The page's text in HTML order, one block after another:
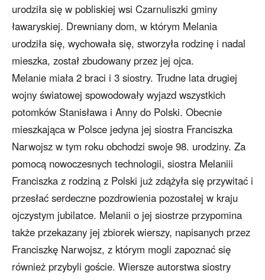
urodziła się w pobliskiej wsi Czarnuliszki gminy
ławaryskiej. Drewniany dom, w którym Melania
urodziła się, wychowała się, stworzyła rodzinę i nadal
mieszka, został zbudowany przez jej ojca.
Melanie miała 2 braci i 3 siostry. Trudne lata drugiej
wojny światowej spowodowały wyjazd wszystkich
potomków Stanisława i Anny do Polski. Obecnie
mieszkająca w Polsce jedyna jej siostra Franciszka
Narwojsz w tym roku obchodzi swoje 98. urodziny. Za
pomocą nowoczesnych technologii, siostra Melaniii
Franciszka z rodziną z Polski już zdążyła się przywitać i
przesłać serdeczne pozdrowienia pozostałej w kraju
ojczystym jubilatce. Melanii o jej siostrze przypomina
także przekazany jej zbiorek wierszy, napisanych przez
Franciszkę Narwojsz, z którym mogli zapoznać się
również przybyli goście. Wiersze autorstwa siostry